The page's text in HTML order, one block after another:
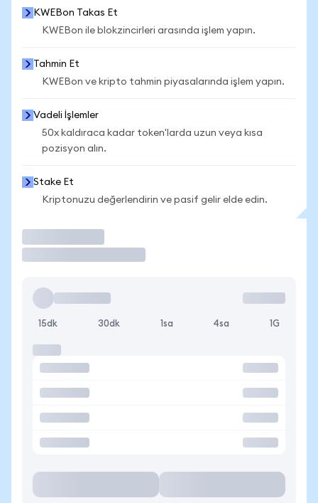
KWEBon Takas Et
KWEBon ile blokzincirleri arasında işlem yapın.
Tahmin Et
KWEBon ve kripto tahmin piyasalarında işlem yapın.
Vadeli İşlemler
50x kaldıraca kadar token'larda uzun veya kısa
pozisyon alın.
Stake Et
Kriptonuzu değerlendirin ve pasif gelir elde edin.
15dk 30dk 1sa 4sa 1G